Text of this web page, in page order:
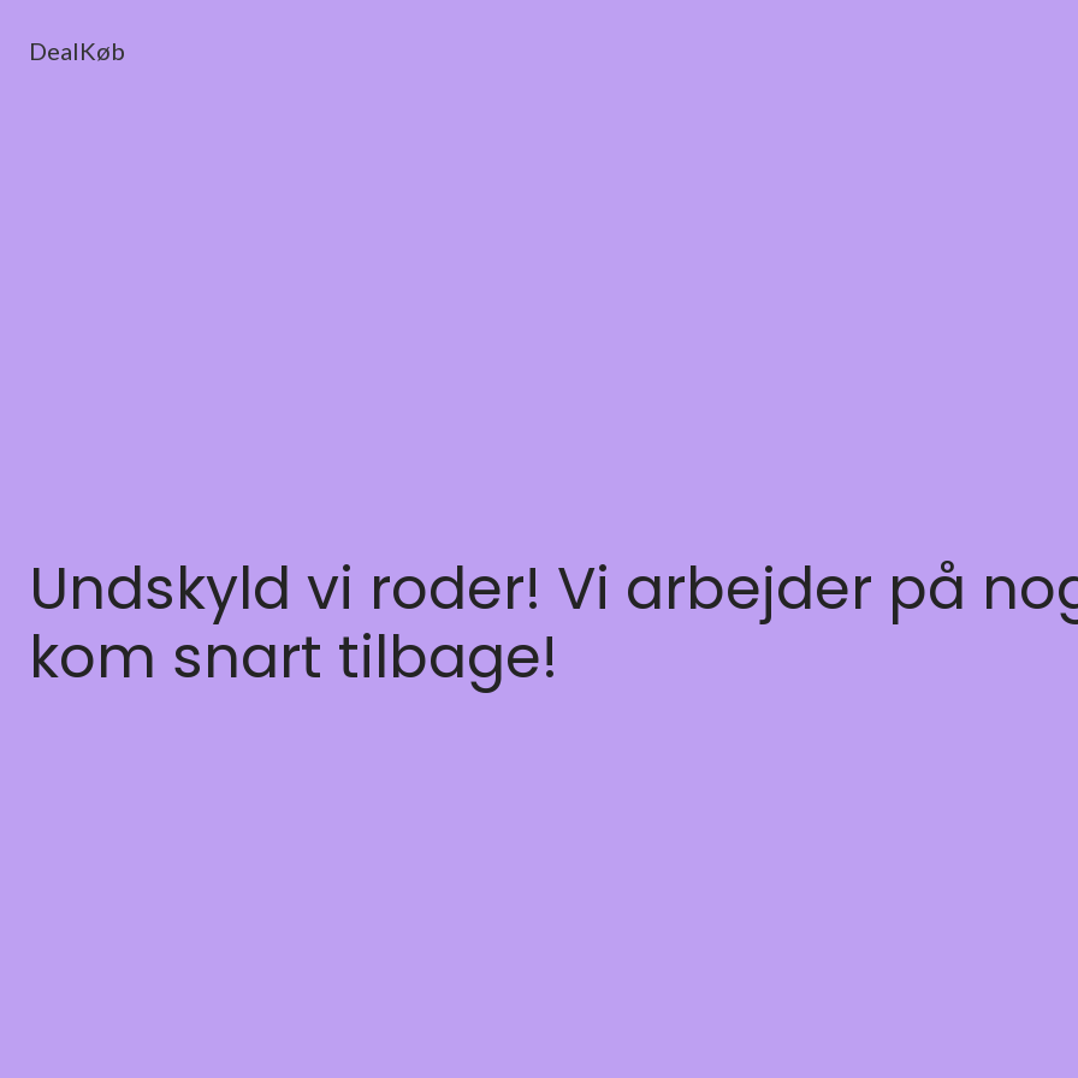
DealKøb
Undskyld vi roder! Vi arbejder på
kom snart tilbage!